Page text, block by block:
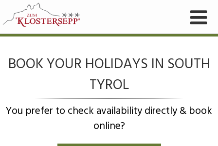
BOOK YOUR HOLIDAYS IN SOUTH
TYROL
You prefer to check availability directly & book
online?